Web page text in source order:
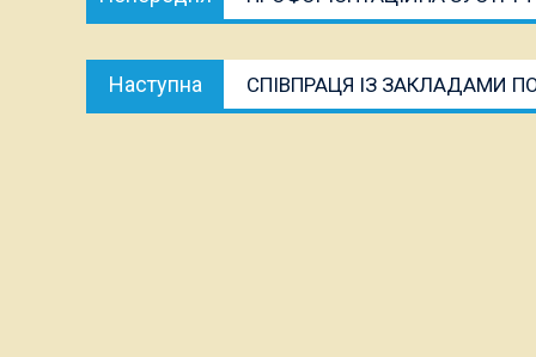
публікація:
Наступна
публікація:
СПІВПРАЦЯ ІЗ ЗАКЛАДАМИ